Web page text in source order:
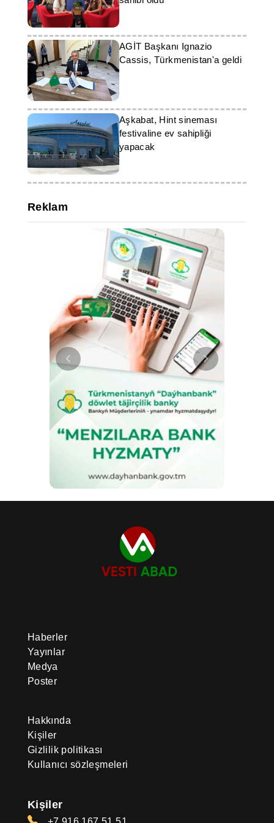
AGİT Başkanı Ignazio
Cassis, Türkmenistan'a geldi
Aşkabat, Hint sineması
festivaline ev sahipliği
yapacak
Reklam
Haberler
Yayınlar
Medya
Poster
Hakkında
Kişiler
Gizlilik politikası
Kullanıcı sözleşmeleri
Kişiler